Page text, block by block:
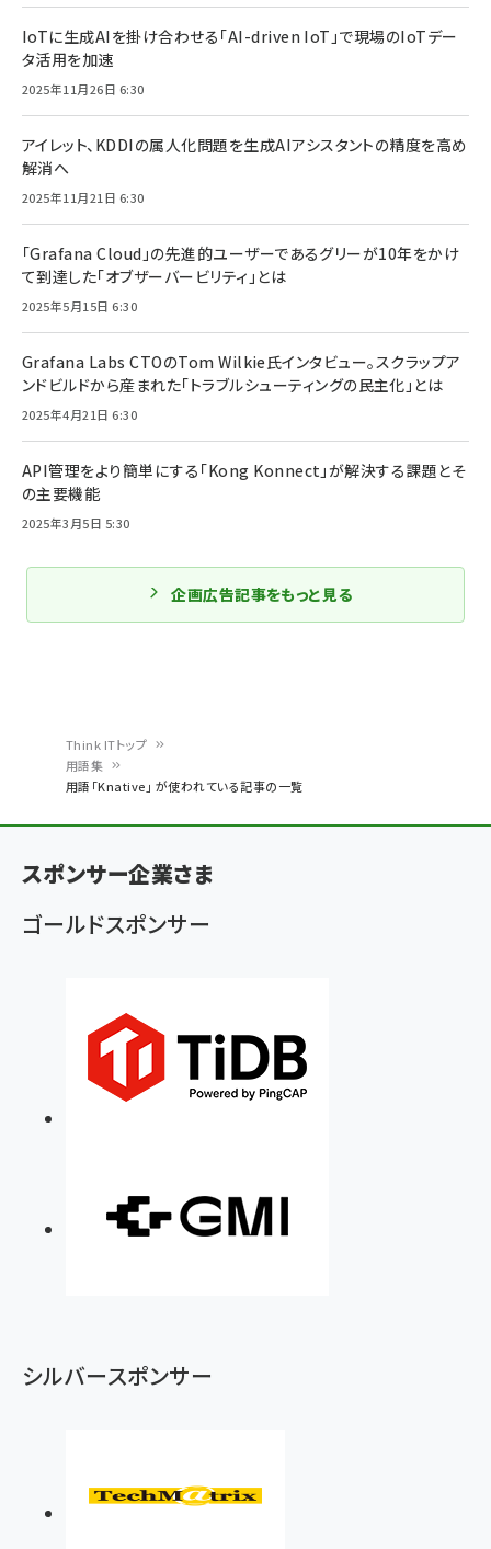
ン
く
ず
Think ITトップ
用語集
用語「Knative」 が使われている記事の一覧
IoTに生成AIを掛け合わせる「AI-driven IoT」で現場のIoTデー
タ活用を加速
2025年11月26日 6:30
アイレット、KDDIの属人化問題を生成AIアシスタントの精度を高め
解消へ
2025年11月21日 6:30
「Grafana Cloud」の先進的ユーザーであるグリーが10年をかけ
て到達した「オブザーバービリティ」とは
2025年5月15日 6:30
Grafana Labs CTOのTom Wilkie氏インタビュー。スクラップア
ンドビルドから産まれた「トラブルシューティングの民主化」とは
2025年4月21日 6:30
API管理をより簡単にする「Kong Konnect」が解決する課題とそ
の主要機能
2025年3月5日 5:30
企画広告記事をもっと見る
スポンサー企業さま
ゴールドスポンサー
シルバースポンサー